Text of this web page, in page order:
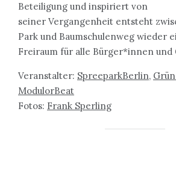
Beteiligung und inspiriert von
seiner Vergangenheit entsteht
Park und Baumschulenweg wieder
Freiraum für alle Bürger*innen und
Veranstalter: SpreeparkBerlin,
ModulorBeat
Fotos: Frank Sperling